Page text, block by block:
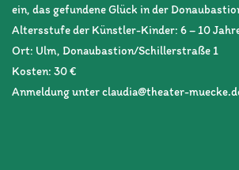
ein, das gefundene Glück in der
Altersstufe der Künstler-Kinder: 6 – 10
Ort: Ulm, Donaubastion/Schillerstraße 1
Kosten: 30 €
Anmeldung unter claudia@theater-